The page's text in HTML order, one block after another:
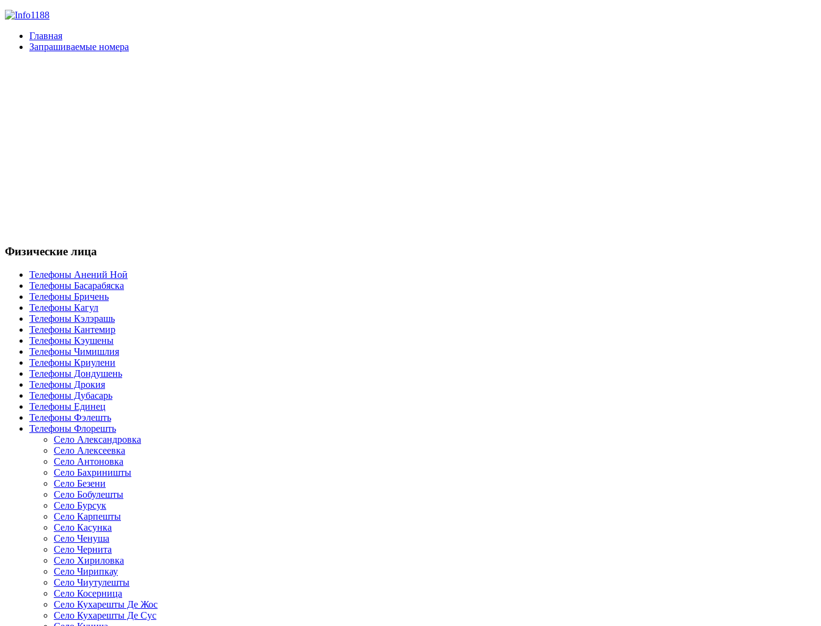
Главная
Запрашиваемые номера
Физические лица
Телефоны Анений Ноӣ
Телефоны Басарабяска
Телефоны Бричень
Телефоны Кагул
Телефоны Кэлэрашь
Телефоны Кантемир
Телефоны Кэушены
Телефоны Чимишлия
Телефоны Криулени
Телефоны Дондушень
Телефоны Дрокия
Телефоны Дубасарь
Телефоны Единец
Телефоны Фэлешть
Телефоны Флорешть
Село Александровка
Село Алексеевка
Село Антоновка
Село Бахриништы
Село Безени
Село Бобулешты
Село Бурсук
Село Карпешты
Село Касунка
Село Ченуша
Село Чернита
Село Хириловка
Село Чирипкау
Село Чиутулешты
Село Косерница
Село Кухарешты Де Жос
Село Кухарешты Де Сус